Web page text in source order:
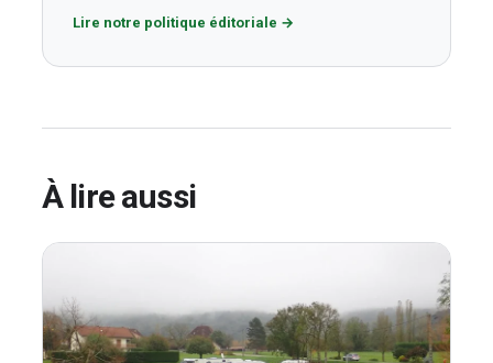
Lire notre politique éditoriale →
À lire aussi